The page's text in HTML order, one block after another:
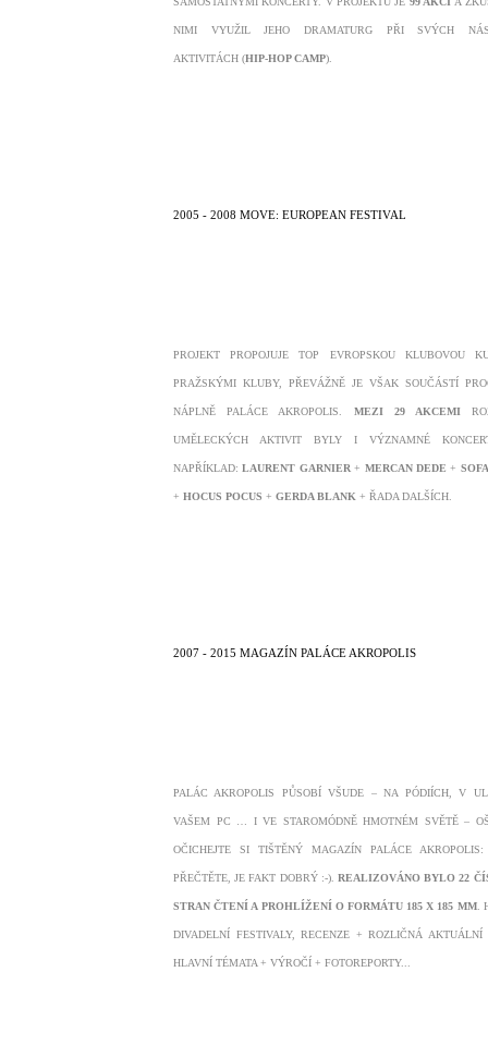
NIMI VYUŽIL JEHO DRAMATURG PŘI SVÝCH
AKTIVITÁCH (HIP-HOP CAMP).
2005 - 2008 MOVE: EUROPEAN FESTIVAL
PROJEKT PROPOJUJE TOP EVROPSKOU KLUBOVOU
PRAŽSKÝMI KLUBY, PŘEVÁŽNĚ JE VŠAK SOUČÁSTÍ
NÁPLNĚ PALÁCE AKROPOLIS. MEZI 29 AKCEMI
UMĚLECKÝCH AKTIVIT BYLY I VÝZNAMNÉ
NAPŘÍKLAD:LAURENT GARNIER + MERCAN DEDE +
+ HOCUS POCUS + GERDA BLANK + ŘADA DALŠÍCH.
2007 - 2015 MAGAZÍN PALÁCE AKROPOLIS
PALÁC AKROPOLIS PŮSOBÍ VŠUDE – NA PÓDIÍCH, V
VAŠEM PC … I VE STAROMÓDNĚ HMOTNÉM SVĚTĚ –
OČICHEJTE SI TIŠTĚNÝ MAGAZÍN PALÁCE
PŘEČTĚTE, JE FAKT DOBRÝ :-). REALIZOVÁNO BYLO 22
STRAN ČTENÍ A PROHLÍŽENÍ O FORMÁTU 185 X 185 MM.
DIVADELNÍ FESTIVALY, RECENZE + ROZLIČNÁ AKTUÁLNÍ
HLAVNÍ TÉMATA + VÝROČÍ + FOTOREPORTY...